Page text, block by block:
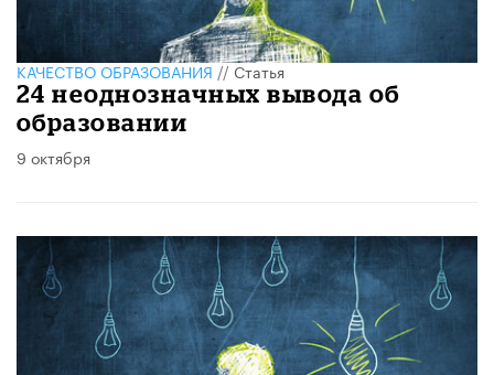
КАЧЕСТВО ОБРАЗОВАНИЯ//Статья
24 неоднозначных вывода об
образовании
9 октября